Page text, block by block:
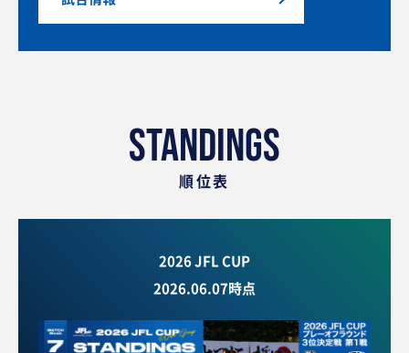
STANDINGS
順位表
2026 JFL CUP
2026.06.07時点